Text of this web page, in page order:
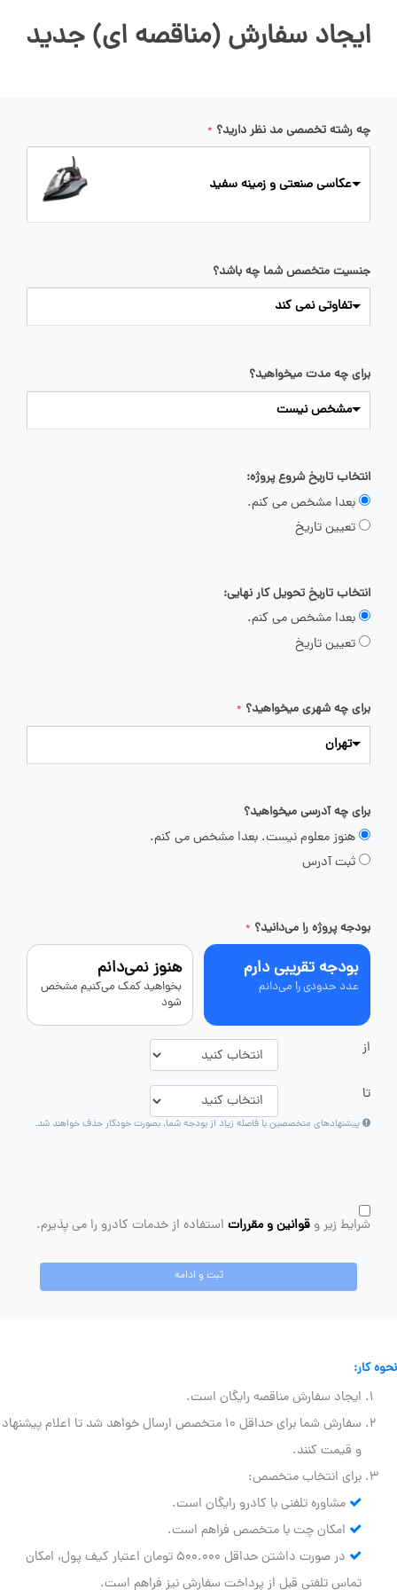
ایجاد سفارش (مناقصه ای) جدید
چه رشته تخصصی مد نظر دارید؟ *
عکاسی صنعتی و زمینه سفید
جنسیت متخصص شما چه باشد؟
تفاوتی نمی کند
برای چه مدت میخواهید؟
مشخص نیست
انتخاب تاریخ شروع پروژه:
بعدا مشخص می کنم.
تعیین تاریخ
انتخاب تاریخ تحویل کار نهایی:
بعدا مشخص می کنم.
تعیین تاریخ
برای چه شهری میخواهید؟ *
تهران
برای چه آدرسی میخواهید؟
هنوز معلوم نیست. بعدا مشخص می کنم.
ثبت آدرس
بودجه پروژه را می‌دانید؟ *
بودجه تقریبی دارم
عدد حدودی را می‌دانم
هنوز نمی‌دانم
بخواهید کمک می‌کنیم مشخص
شود
از
تا
پیشنهادهای متخصصین با فاصله زیاد از بودجه شما، بصورت خودکار حذف خواهند شد.
شرایط زیر و قوانین و مقررات استفاده از خدمات کادرو را می پذیرم.
ثبت و ادامه
نحوه کار:
ایجاد سفارش مناقصه رایگان است.
سفارش شما برای حداقل ۱۰ متخصص ارسال خواهد شد تا اعلام پیشنهاد
و قیمت کنند.
برای انتخاب متخصص:
مشاوره تلفنی با کادرو رایگان است.
امکان چت با متخصص فراهم است.
در صورت داشتن حداقل ۵۰۰.۰۰۰ تومان اعتبار کیف پول، امکان
تماس تلفنی قبل از پرداخت سفارش نیز فراهم است.